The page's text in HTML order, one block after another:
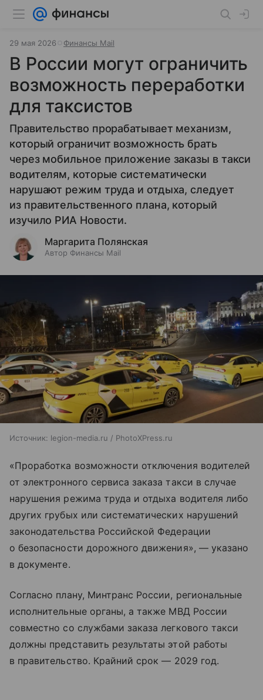
29 мая 2026 Финансы Mail
В России могут ограничить
возможность переработки
для таксистов
Правительство прорабатывает механизм,
который ограничит возможность брать
через мобильное приложение заказы в такси
водителям, которые систематически
нарушают режим труда и отдыха, следует
из правительственного плана, который
изучило РИА Новости.
Маргарита Полянская
Автор Финансы Mail
Источник: legion-media.ru / PhotoXPress.ru
«Проработка возможности отключения водителей
от электронного сервиса заказа такси в случае
нарушения режима труда и отдыха водителя либо
других грубых или систематических нарушений
законодательства Российской Федерации
о безопасности дорожного движения», — указано
в документе.
Согласно плану, Минтранс России, региональные
исполнительные органы, а также МВД России
совместно со службами заказа легкового такси
должны представить результаты этой работы
в правительство. Крайний срок — 2029 год.